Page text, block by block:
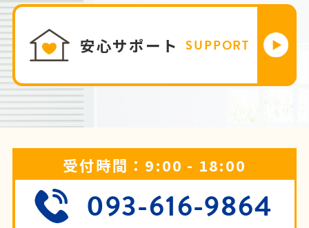
安心サポート SUPPORT
受付時間：9:00 - 18:00
093-616-9864